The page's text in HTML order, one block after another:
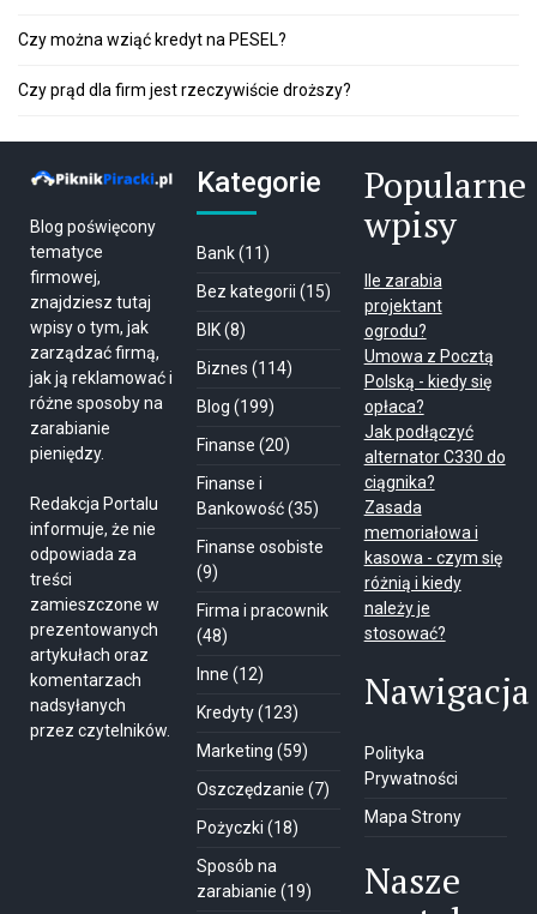
Czy można wziąć kredyt na PESEL?
Czy prąd dla firm jest rzeczywiście droższy?
Blog poświęcony
tematyce
firmowej,
znajdziesz tutaj
wpisy o tym, jak
zarządzać firmą,
jak ją reklamować i
różne sposoby na
zarabianie
pieniędzy.
Redakcja Portalu
informuje, że nie
odpowiada za
treści
zamieszczone w
prezentowanych
artykułach oraz
komentarzach
nadsyłanych
przez czytelników.
Kategorie
Bank(11)
Bez kategorii (15)
BIK(8)
Biznes (114)
Blog (199)
Finanse (20)
Finanse i
Bankowość(35)
Finanse osobiste
(9)
Firma i pracownik
(48)
Inne (12)
Kredyty(123)
Marketing (59)
Oszczędzanie (7)
Pożyczki (18)
Sposób na
zarabianie (19)
Popularne
wpisy
Ile zarabia
projektant
ogrodu?
Umowa z Pocztą
Polską - kiedy się
opłaca?
Jak podłączyć
alternator C330 do
ciągnika?
Zasada
memoriałowa i
kasowa - czym się
różnią i kiedy
należy je
stosować?
Nawigacja
Polityka
Prywatności
Mapa Strony
Nasze